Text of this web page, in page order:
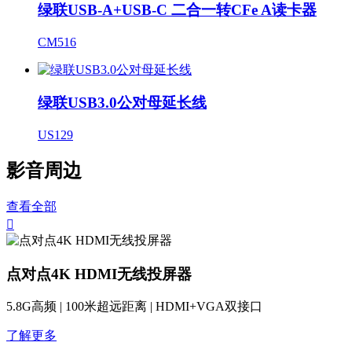
绿联USB-A+USB-C 二合一转CFe A读卡器
CM516
绿联USB3.0公对母延长线
US129
影音周边
查看全部

点对点4K HDMI无线投屏器
5.8G高频 | 100米超远距离 | HDMI+VGA双接口
了解更多